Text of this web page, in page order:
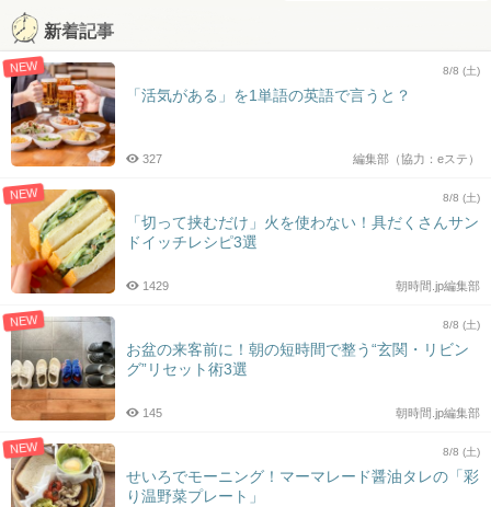
新着記事
NEW 8/8 (土)
「活気がある」を1単語の英語で言うと？
編集部（協力：eステ）
327
NEW 8/8 (土)
「切って挟むだけ」火を使わない！具だくさんサン
ドイッチレシピ3選
朝時間.jp編集部
1429
NEW 8/8 (土)
お盆の来客前に！朝の短時間で整う“玄関・リビン
グ”リセット術3選
朝時間.jp編集部
145
NEW 8/8 (土)
せいろでモーニング！マーマレード醤油タレの「彩
り温野菜プレート」